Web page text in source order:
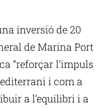
inversió de 20
de Marina Port
“reforçar l’impuls
i com a
a l’equilibri i a